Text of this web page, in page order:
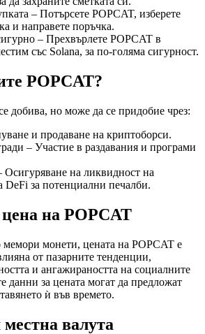
– Потърсете POPCAT, изберете
и направете поръчка.
– Прехвърлете POPCAT в
със Solana, за по-голяма сигурност.
POPCAT?
добива, но може да се придобие чрез:
и продаване на криптоборси.
– Участие в раздавания и програми
на ликвидност на
DeFi за потенциални печалби.
на POPCAT
монети, цената на POPCAT е
от пазарните тенденции,
и ангажираността на социалните
данни за цената могат да предложат
ѝ във времето.
валута